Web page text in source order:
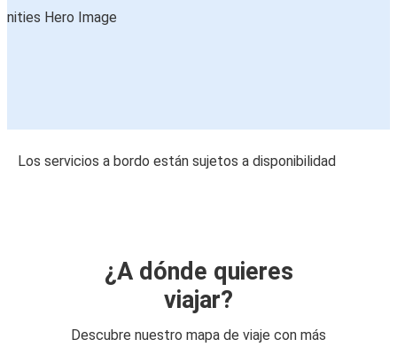
Los servicios a bordo están sujetos a disponibilidad
¿A dónde quieres
viajar?
Descubre nuestro mapa de viaje con más